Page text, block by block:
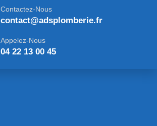
Contactez-Nous
contact@adsplomberie.fr
Appelez-Nous
04 22 13 00 45